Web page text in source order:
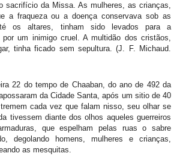
sacrifício da Missa. As mulheres, as crianças,
a fraqueza ou a doença conservava sob as
os altares, tinham sido levados para a
por um inimigo cruel. A multidão dos cristãos,
tinha ficado sem sepultura. (J. F. Michaud.
22 do tempo de Chaaban, do ano de 492 da
da Cidade Santa, após um sitio de 40
cada vez que falam nisso, seu olhar se
tivessem diante dos olhos aqueles guerreiros
que espelham pelas ruas o sabre
degolando homens, mulheres e crianças,
as mesquitas.